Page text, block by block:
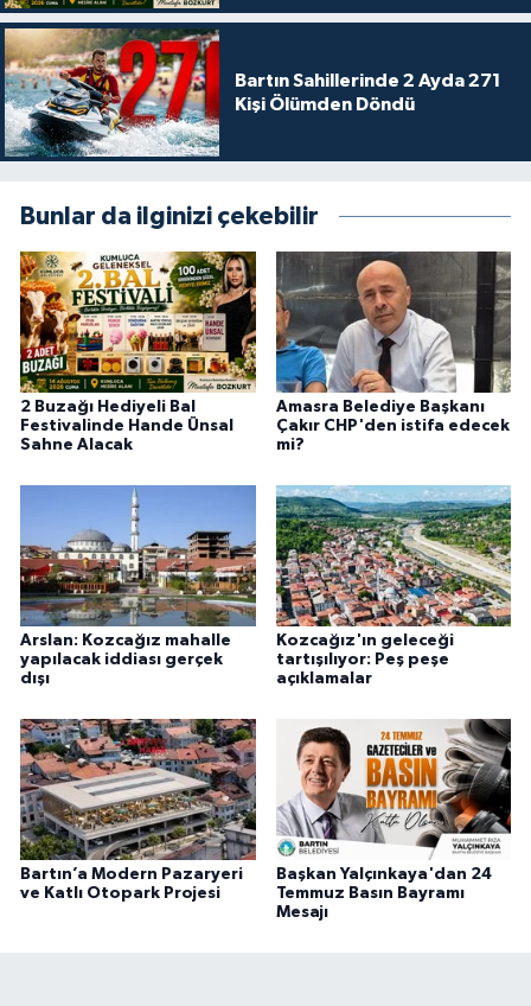
Bartın Sahillerinde 2 Ayda 271
Kişi Ölümden Döndü
Bunlar da ilginizi çekebilir
2 Buzağı Hediyeli Bal
Festivalinde Hande Ünsal
Sahne Alacak
Amasra Belediye Başkanı
Çakır CHP'den istifa edecek
mi?
Arslan: Kozcağız mahalle
yapılacak iddiası gerçek
dışı
Kozcağız'ın geleceği
tartışılıyor: Peş peşe
açıklamalar
Bartın’a Modern Pazaryeri
ve Katlı Otopark Projesi
Başkan Yalçınkaya'dan 24
Temmuz Basın Bayramı
Mesajı